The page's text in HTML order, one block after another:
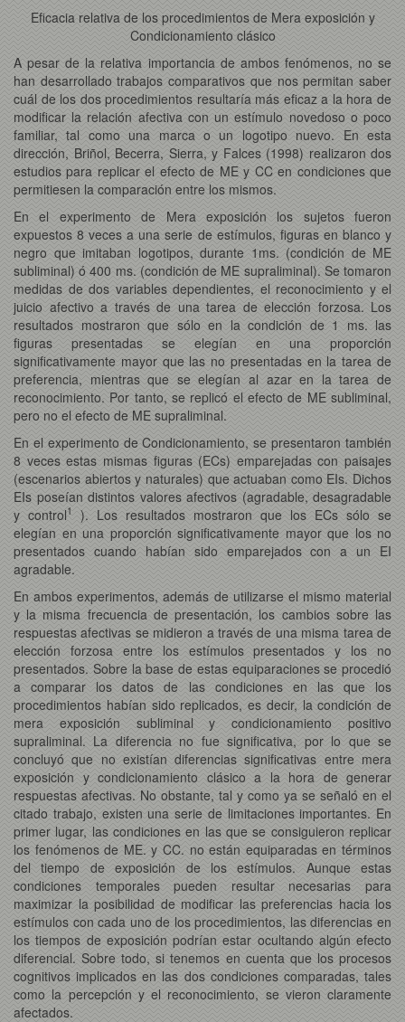
Eficacia relativa de los procedimientos de Mera exposición y
Condicionamiento clásico
A pesar de la relativa importancia de ambos fenómenos, no se
han desarrollado trabajos comparativos que nos permitan saber
cuál de los dos procedimientos resultaría más eficaz a la hora de
modificar la relación afectiva con un estímulo novedoso o poco
familiar, tal como una marca o un logotipo nuevo. En esta
dirección, Briñol, Becerra, Sierra, y Falces (1998) realizaron dos
estudios para replicar el efecto de ME y CC en condiciones que
permitiesen la comparación entre los mismos.
En el experimento de Mera exposición los sujetos fueron
expuestos 8 veces a una serie de estímulos, figuras en blanco y
negro que imitaban logotipos, durante 1ms. (condición de ME
subliminal) ó 400 ms. (condición de ME supraliminal). Se tomaron
medidas de dos variables dependientes, el reconocimiento y el
juicio afectivo a través de una tarea de elección forzosa. Los
resultados mostraron que sólo en la condición de 1 ms. las
figuras presentadas se elegían en una proporción
significativamente mayor que las no presentadas en la tarea de
preferencia, mientras que se elegían al azar en la tarea de
reconocimiento. Por tanto, se replicó el efecto de ME subliminal,
pero no el efecto de ME supraliminal.
En el experimento de Condicionamiento, se presentaron también
8 veces estas mismas figuras (ECs) emparejadas con paisajes
(escenarios abiertos y naturales) que actuaban como EIs. Dichos
EIs poseían distintos valores afectivos (agradable, desagradable
y control1
). Los resultados mostraron que los ECs sólo se
elegían en una proporción significativamente mayor que los no
presentados cuando habían sido emparejados con a un EI
agradable.
En ambos experimentos, además de utilizarse el mismo material
y la misma frecuencia de presentación, los cambios sobre las
respuestas afectivas se midieron a través de una misma tarea de
elección forzosa entre los estímulos presentados y los no
presentados. Sobre la base de estas equiparaciones se procedió
a comparar los datos de las condiciones en las que los
procedimientos habían sido replicados, es decir, la condición de
mera exposición subliminal y condicionamiento positivo
supraliminal. La diferencia no fue significativa, por lo que se
concluyó que no existían diferencias significativas entre mera
exposición y condicionamiento clásico a la hora de generar
respuestas afectivas. No obstante, tal y como ya se señaló en el
citado trabajo, existen una serie de limitaciones importantes. En
primer lugar, las condiciones en las que se consiguieron replicar
los fenómenos de ME. y CC. no están equiparadas en términos
del tiempo de exposición de los estímulos. Aunque estas
condiciones temporales pueden resultar necesarias para
maximizar la posibilidad de modificar las preferencias hacia los
estímulos con cada uno de los procedimientos, las diferencias en
los tiempos de exposición podrían estar ocultando algún efecto
diferencial. Sobre todo, si tenemos en cuenta que los procesos
cognitivos implicados en las dos condiciones comparadas, tales
como la percepción y el reconocimiento, se vieron claramente
afectados.